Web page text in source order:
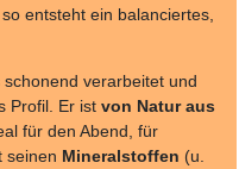
entsteht ein balanciertes,
verarbeitet und
Profil. Er ist von Natur aus
für den Abend, für
seinen Mineralstoffen (u.